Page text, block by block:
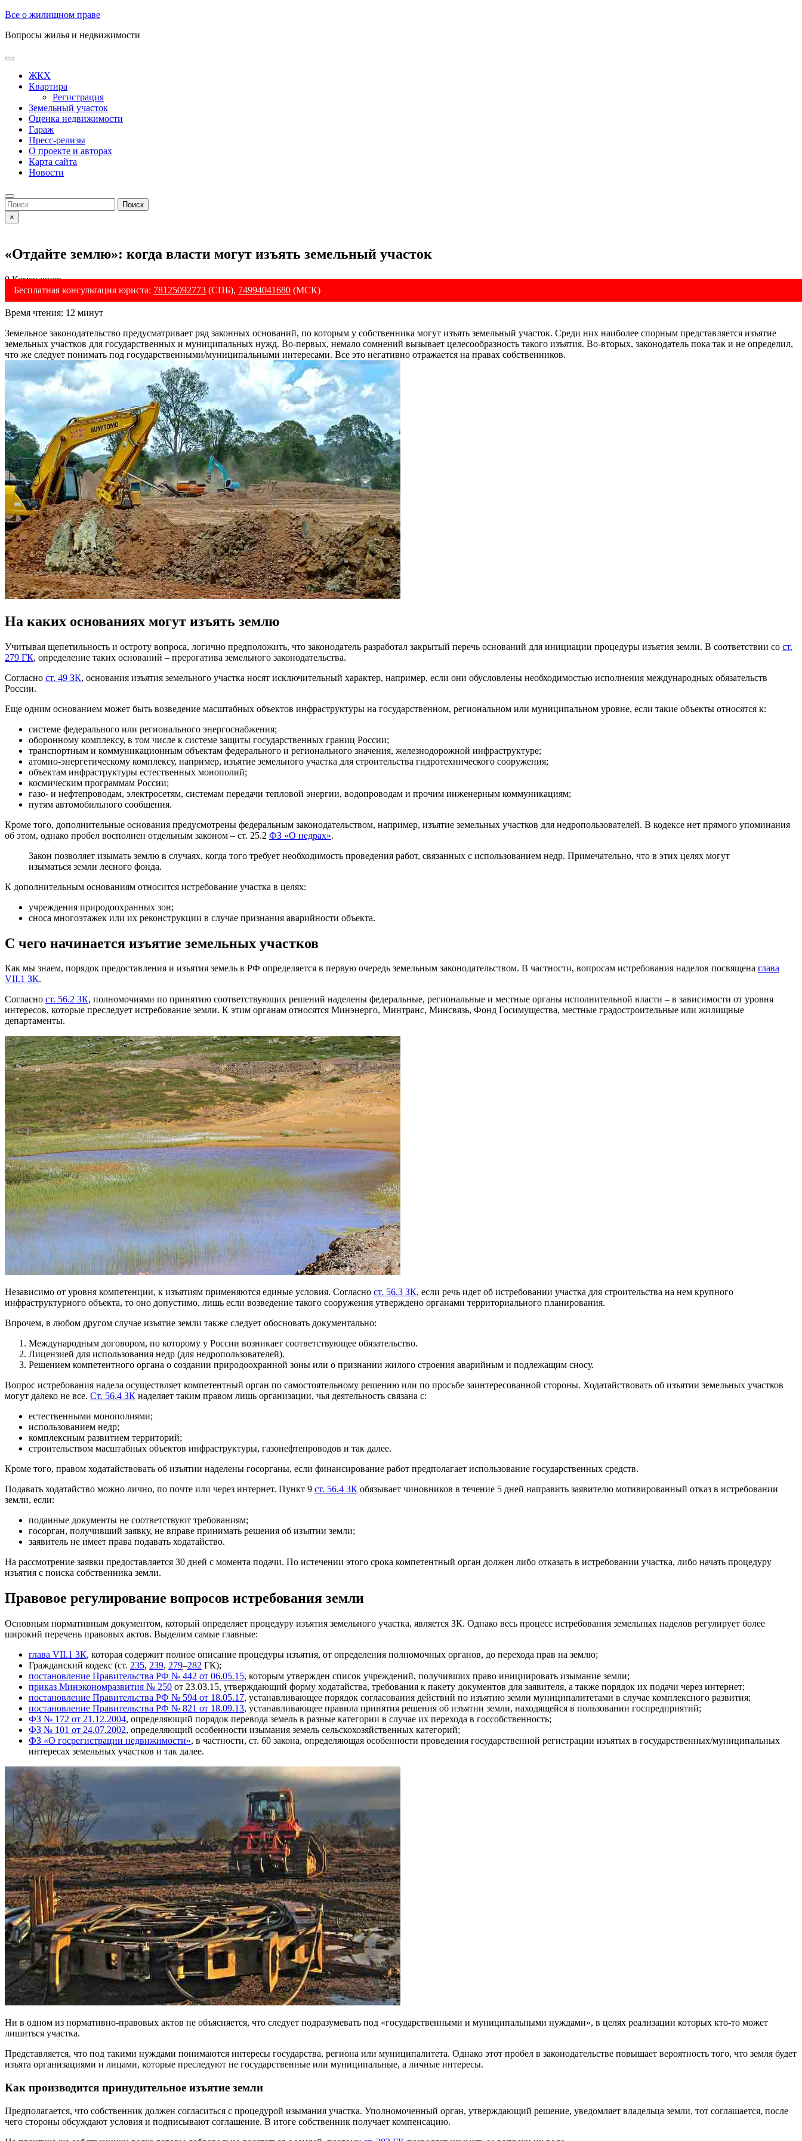
Skip
content
Все о жилищном праве
Вопросы жилья и недвижимости
Open
ButtonЖКХ
Квартира
Регистрация
Земельный участок
Оценка недвижимости
Гараж
Пресс-релизы
О проекте и авторах
Карта сайта
Новости
Close
Button
Search
for:
×
«Отдайте землю»: когда власти могут изъять земельный участок
0 Коменариев
Бесплатная консультация юриста: 78125092773 (СПБ), 74994041680 (МСК)
Время чтения: 12 минут
Земельное законодательство предусматривает ряд законных оснований, по которым у собственника могут изъять земельный участок. Среди них наиболее спорным представляется изъятие
земельных участков для государственных и муниципальных нужд. Во-первых, немало сомнений вызывает целесообразность такого изъятия. Во-вторых, законодатель пока так и не определил,
что же следует понимать под государственными/муниципальными интересами. Все это негативно отражается на правах собственников.
На каких основаниях могут изъять землю
Учитывая щепетильность и остроту вопроса, логично предположить, что законодатель разработал закрытый перечь оснований для инициации процедуры изъятия земли. В соответствии со ст.
279 ГК, определение таких оснований – прерогатива земельного законодательства.
Согласно ст. 49 ЗК, основания изъятия земельного участка носят исключительный характер, например, если они обусловлены необходимостью исполнения международных обязательств
России.
Еще одним основанием может быть возведение масштабных объектов инфраструктуры на государственном, региональном или муниципальном уровне, если такие объекты относятся к:
системе федерального или регионального энергоснабжения;
оборонному комплексу, в том числе к системе защиты государственных границ России;
транспортным и коммуникационным объектам федерального и регионального значения, железнодорожной инфраструктуре;
атомно-энергетическому комплексу, например, изъятие земельного участка для строительства гидротехнического сооружения;
объектам инфраструктуры естественных монополий;
космическим программам России;
газо- и нефтепроводам, электросетям, системам передачи тепловой энергии, водопроводам и прочим инженерным коммуникациям;
путям автомобильного сообщения.
Кроме того, дополнительные основания предусмотрены федеральным законодательством, например, изъятие земельных участков для недропользователей. В кодексе нет прямого упоминания
об этом, однако пробел восполнен отдельным законом – ст. 25.2 ФЗ «О недрах».
Закон позволяет изымать землю в случаях, когда того требует необходимость проведения работ, связанных с использованием недр. Примечательно, что в этих целях могут
изыматься земли лесного фонда.
К дополнительным основаниям относится истребование участка в целях:
учреждения природоохранных зон;
сноса многоэтажек или их реконструкции в случае признания аварийности объекта.
С чего начинается изъятие земельных участков
Как мы знаем, порядок предоставления и изъятия земель в РФ определяется в первую очередь земельным законодательством. В частности, вопросам истребования наделов посвящена глава
VII.1 ЗК.
Согласно ст. 56.2 ЗК, полномочиями по принятию соответствующих решений наделены федеральные, региональные и местные органы исполнительной власти – в зависимости от уровня
интересов, которые преследует истребование земли. К этим органам относятся Минэнерго, Минтранс, Минсвязь, Фонд Госимущества, местные градостроительные или жилищные
департаменты.
Независимо от уровня компетенции, к изъятиям применяются единые условия. Согласно ст. 56.3 ЗК, если речь идет об истребовании участка для строительства на нем крупного
инфраструктурного объекта, то оно допустимо, лишь если возведение такого сооружения утверждено органами территориального планирования.
Впрочем, в любом другом случае изъятие земли также следует обосновать документально:
Международным договором, по которому у России возникает соответствующее обязательство.
Лицензией для использования недр (для недропользователей).
Решением компетентного органа о создании природоохранной зоны или о признании жилого строения аварийным и подлежащим сносу.
Вопрос истребования надела осуществляет компетентный орган по самостоятельному решению или по просьбе заинтересованной стороны. Ходатайствовать об изъятии земельных участков
могут далеко не все. Ст. 56.4 ЗК наделяет таким правом лишь организации, чья деятельность связана с:
естественными монополиями;
использованием недр;
комплексным развитием территорий;
строительством масштабных объектов инфраструктуры, газонефтепроводов и так далее.
Кроме того, правом ходатайствовать об изъятии наделены госорганы, если финансирование работ предполагает использование государственных средств.
Подавать ходатайство можно лично, по почте или через интернет. Пункт 9 ст. 56.4 ЗК обязывает чиновников в течение 5 дней направить заявителю мотивированный отказ в истребовании
земли, если:
поданные документы не соответствуют требованиям;
госорган, получивший заявку, не вправе принимать решения об изъятии земли;
заявитель не имеет права подавать ходатайство.
На рассмотрение заявки предоставляется 30 дней с момента подачи. По истечении этого срока компетентный орган должен либо отказать в истребовании участка, либо начать процедуру
изъятия с поиска собственника земли.
Правовое регулирование вопросов истребования земли
Основным нормативным документом, который определяет процедуру изъятия земельного участка, является ЗК. Однако весь процесс истребования земельных наделов регулирует более
широкий перечень правовых актов. Выделим самые главные:
глава VII.1 ЗК, которая содержит полное описание процедуры изъятия, от определения полномочных органов, до перехода прав на землю;
Гражданский кодекс (ст. 235, 239, 279–282 ГК);
постановление Правительства РФ № 442 от 06.05.15, которым утвержден список учреждений, получивших право инициировать изымание земли;
приказ Минэкономразвития № 250 от 23.03.15, утверждающий форму ходатайства, требования к пакету документов для заявителя, а также порядок их подачи через интернет;
постановление Правительства РФ № 594 от 18.05.17, устанавливающее порядок согласования действий по изъятию земли муниципалитетами в случае комплексного развития;
постановление Правительства РФ № 821 от 18.09.13, устанавливающее правила принятия решения об изъятии земли, находящейся в пользовании госпредприятий;
ФЗ № 172 от 21.12.2004, определяющий порядок перевода земель в разные категории в случае их перехода в госсобственность;
ФЗ № 101 от 24.07.2002, определяющий особенности изымания земель сельскохозяйственных категорий;
ФЗ «О госрегистрации недвижимости», в частности, ст. 60 закона, определяющая особенности проведения государственной регистрации изъятых в государственных/муниципальных
интересах земельных участков и так далее.
Ни в одном из нормативно-правовых актов не объясняется, что следует подразумевать под «государственными и муниципальными нуждами», в целях реализации которых кто-то может
лишиться участка.
Представляется, что под такими нуждами понимаются интересы государства, региона или муниципалитета. Однако этот пробел в законодательстве повышает вероятность того, что земля будет
изъята организациями и лицами, которые преследуют не государственные или муниципальные, а личные интересы.
Как производится принудительное изъятие земли
Предполагается, что собственник должен согласиться с процедурой изымания участка. Уполномоченный орган, утверждающий решение, уведомляет владельца земли, тот соглашается, после
чего стороны обсуждают условия и подписывают соглашение. В итоге собственник получает компенсацию.